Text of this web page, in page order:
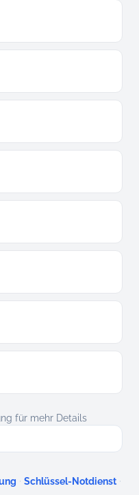
für mehr Details
· Schlüssel-Notdienst ·